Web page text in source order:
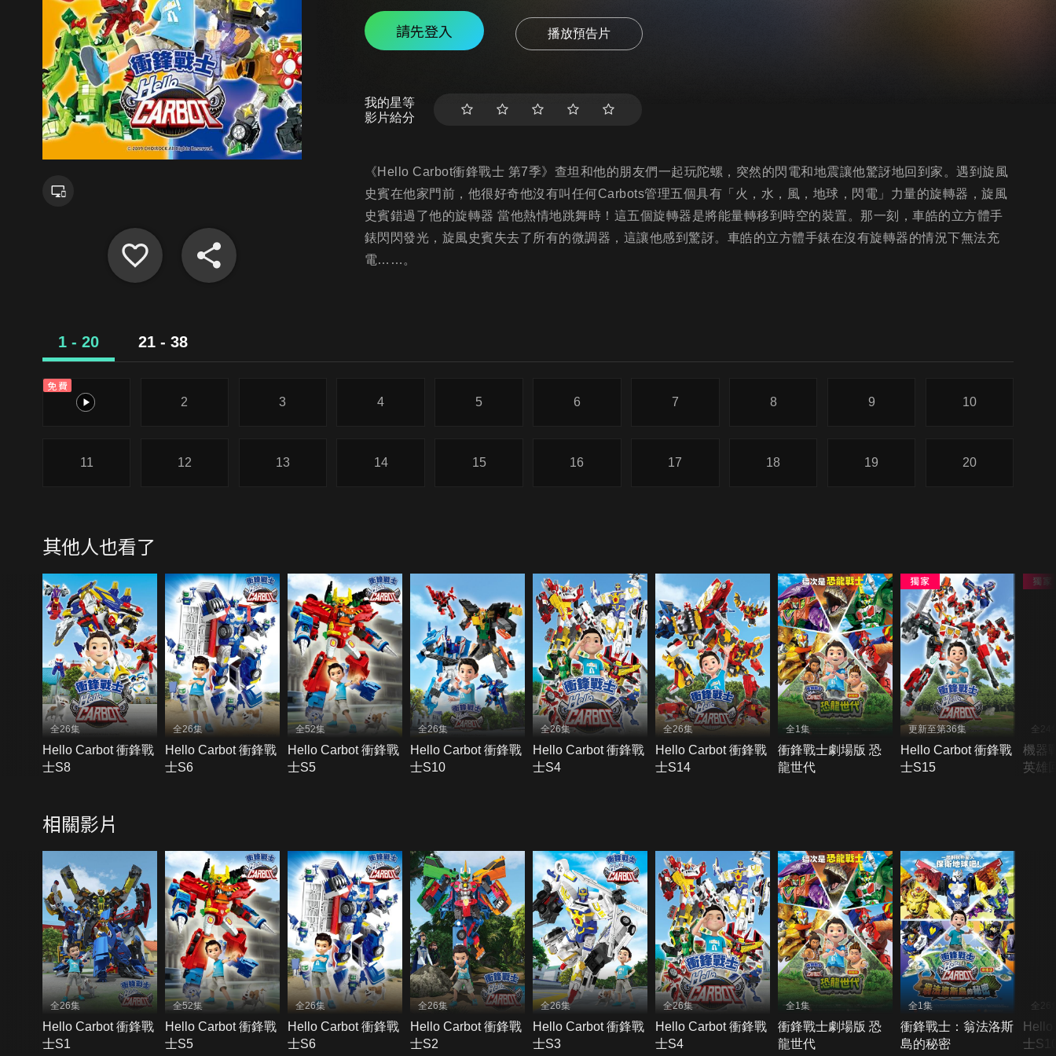
請先登入 播放預告片
我的星等
影片給分
《Hello Carbot衝鋒戰士 第7季》查坦和他的朋友們一起玩陀螺，突然的閃電和地震讓他驚訝地回到家。遇到旋風
史賓在他家門前，他很好奇他沒有叫任何Carbots管理五個具有「火，水，風，地球，閃電」力量的旋轉器，旋風
史賓錯過了他的旋轉器 當他熱情地跳舞時！這五個旋轉器是將能量轉移到時空的裝置。那一刻，車皓的立方體手
錶閃閃發光，旋風史賓失去了所有的微調器，這讓他感到驚訝。車皓的立方體手錶在沒有旋轉器的情況下無法充
電……。
1 - 20 21 - 38
免費
1
2 3 4 5 6 7 8 9 10
11 12 13 14 15 16 17 18 19 20
其他人也看了
全26集
Hello Carbot 衝鋒戰
士S8
全26集
Hello Carbot 衝鋒戰
士S6
全52集
Hello Carbot 衝鋒戰
士S5
全26集
Hello Carbot 衝鋒戰
士S10
全26集
Hello Carbot 衝鋒戰
士S4
全26集
Hello Carbot 衝鋒戰
士S14
全1集
衝鋒戰士劇場版 恐
龍世代
更新至第36集
Hello Carbot 衝鋒戰
士S15
全24
機器
英雄
相關影片
全26集
Hello Carbot 衝鋒戰
士S1
全52集
Hello Carbot 衝鋒戰
士S5
全26集
Hello Carbot 衝鋒戰
士S6
全26集
Hello Carbot 衝鋒戰
士S2
全26集
Hello Carbot 衝鋒戰
士S3
全26集
Hello Carbot 衝鋒戰
士S4
全1集
衝鋒戰士劇場版 恐
龍世代
全1集
衝鋒戰士：翁法洛斯
島的秘密
全26
士